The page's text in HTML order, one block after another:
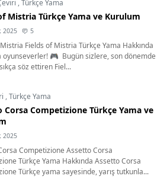
,Türkçe Yama
Mistria Türkçe Yama ve Kurulum
2025 5
Fields of Mistria Türkçe Yama Hakkında
oyunseverler! 🎮 Bugün sizlere, son dönemde
söz ettiren Fiel...
,Türkçe Yama
Corsa Competizione Türkçe Yama ve
2025
Competizione Assetto Corsa
Türkçe Yama Hakkında Assetto Corsa
Türkçe yama sayesinde, yarış tutkunla...